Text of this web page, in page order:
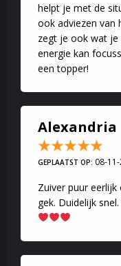
helpt je met de
ook adviezen van
zegt je ook wat
energie kan
een topper!
Alexandria
GEPLAATST OP: 08-
Zuiver puur
gek. Duidelijk